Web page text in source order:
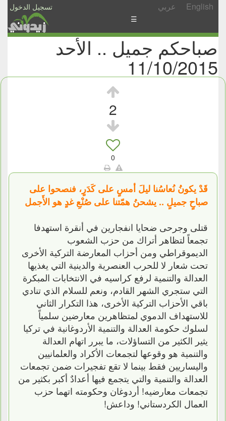
تسجيل الدخول عربي English
الأخبار
والمشاركات
☰
صباحكم جميل .. الأحد
11/10/2015
2
0
قَدْ يكونُ نُعاسُنا ليلَ أمسٍ على كَدَرٍ، فنصحوا على
صباحٍ جميلٍ .. يشحنُ همّتنا على صُنْعِ غدٍ هو الأَجمل
قتلى وجرحى ضحايا انفجارين في أنقرة استهدفا
تجمعاً لتظاهر أتراك من حزب الشعوب
الديموقراطي ومن أحزاب المعارضة التركية الأخرى
تحت شعار لا للحرب العنصرية والدينية التي يغذيها
العدالة والتنمية لرفع كراسيه في الانتخابات المبكرة
التي ستجري الشهر القادم، ونعم للسلام الذي تنادي
باقي الأحزاب التركية الأخرى، هذا التكرار الثاني
للاستهداف الدموي لمتظاهرين معارضين سلمياً
لسلوك حكومة العدالة والتنمية الأردوغانية في تركيا
يثير الكثير من التساؤلات، ما يبرر اتهام العدالة
والتنمية هو وقوعها لتجمعات الأكراد والعلمانيين
واليساريين فقط بينما لا تقع تفجيرات ضمن تجمعات
العدالة والتنمية والتي يتجمع فيها أعدادٌ أكبر بكثير من
تجمعات معارضيه! أردوغان وحكومته اتهما حزب
العمال الكردستاني! وداعش!